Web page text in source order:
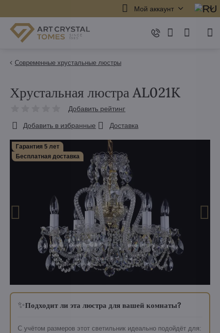
Мой аккаунт
Современные хрустальные люстры
Гарантия 5 лет
Бесплатная доставка
✨Подходит ли эта люстра для вашей комнаты?
С учётом размеров этот светильник идеально подойдёт для:
Хрустальная люстра AL021K
Добавить рейтинг
Добавить в избранные Доставка